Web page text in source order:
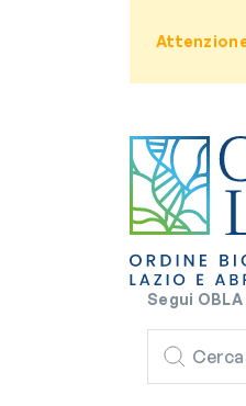
Segui OBLA
CERCA